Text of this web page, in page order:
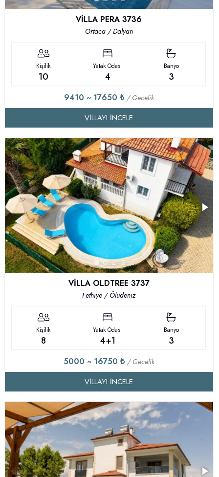
VİLLA PERA 3736
Ortaca / Dalyan
Kişilik
10
Yatak Odası
4
Banyo
3
9410 ~ 17650 ₺ / Gecelik
VILLAYI İNCELE
VİLLA OLDTREE 3737
Fethiye / Ölüdeniz
Kişilik
8
Yatak Odası
4+1
Banyo
3
5000 ~ 16750 ₺ / Gecelik
VILLAYI İNCELE